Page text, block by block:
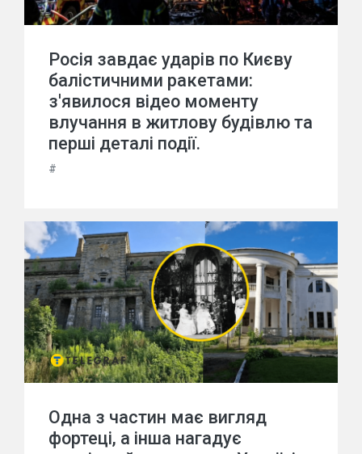
Росія завдає ударів по Києву
балістичними ракетами:
з'явилося відео моменту
влучання в житлову будівлю та
перші деталі події.
#
Одна з частин має вигляд
фортеці, а інша нагадує